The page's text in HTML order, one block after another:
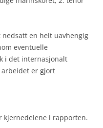
en helt uavhengig
eventuelle
i det internasjonalt
er gjort
kjernedelene i rapporten.